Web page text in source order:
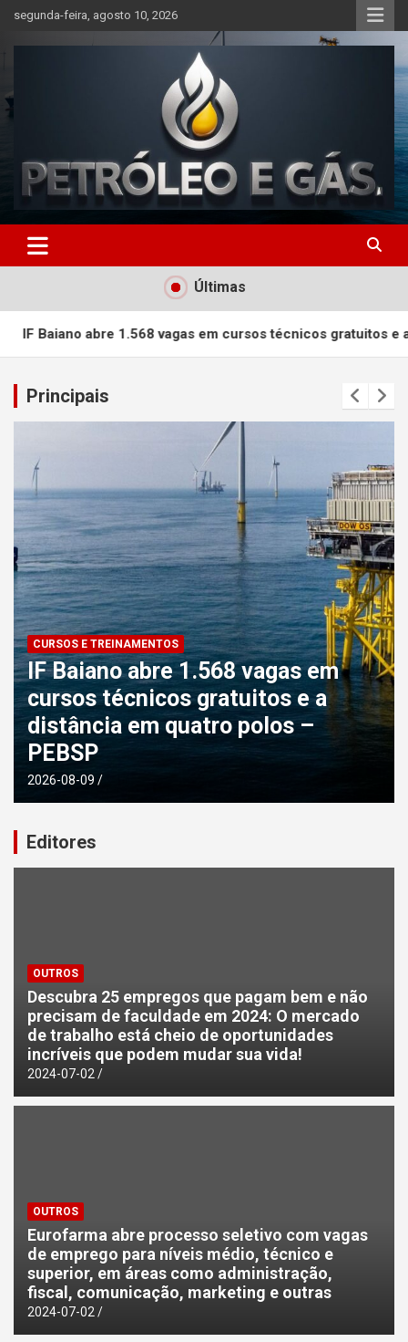
content
segunda-feira, agosto 10, 2026
Petróleo e Gás | Últimas
notícias relacionadas a
petróleo, gás, vagas de
emprego, energia, setor
tecnologia, indústria
automotiva, mineração,
indústria naval, etc
Últimas
1.568 vagas em cursos técnicos gratuitos e a distância
Principais
CURSOS E TREINAMENTOS
IF Baiano abre 1.568 vagas em
cursos técnicos gratuitos e a
distância em quatro polos –
PEBSP
2026-08-09
Editores
OUTROS
Descubra 25 empregos que pagam bem e não
precisam de faculdade em 2024: O mercado
de trabalho está cheio de oportunidades
incríveis que podem mudar sua vida!
2024-07-02
OUTROS
Eurofarma abre processo seletivo com vagas
de emprego para níveis médio, técnico e
superior, em áreas como administração,
fiscal, comunicação, marketing e outras
2024-07-02